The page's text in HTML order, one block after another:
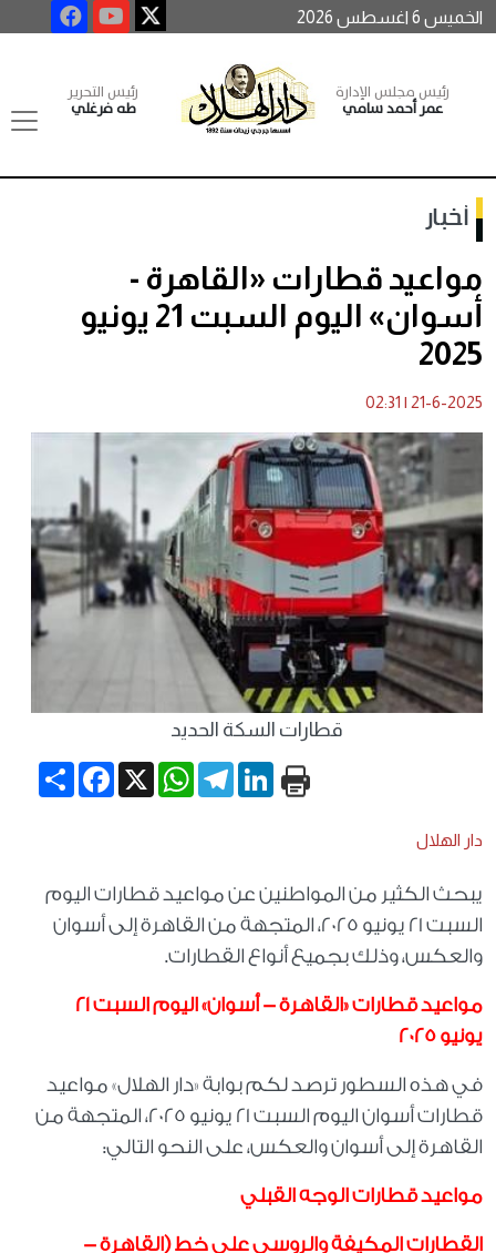
الخميس 6 اغسطس 2026
رئيس مجلس الإدارة
عمر أحمد سامي
رئيس التحرير
طه فرغلي
أخبار
مواعيد قطارات «القاهرة -
أسوان» اليوم السبت 21 يونيو
2025
21-6-2025
|
02:31
قطارات السكة الحديد
Share
Facebook X
WhatsApp
TelegramLinkedIn
دار الهلال
يبحث الكثير من المواطنين عن مواعيد قطارات اليوم
السبت 21 يونيو 2025، المتجهة من القاهرة إلى أسوان
والعكس، وذلك بجميع أنواع القطارات.
مواعيد قطارات «القاهرة - أسوان» اليوم السبت 21
يونيو 2025
في هذه السطور ترصد لكم بوابة «دار الهلال» مواعيد
قطارات أسوان اليوم السبت 21 يونيو 2025، المتجهة من
القاهرة إلى أسوان والعكس، على النحو التالي:
مواعيد قطارات الوجه القبلي
القطارات المكيفة والروسي على خط (القاهرة -